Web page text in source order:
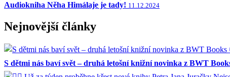
Audiokniha Něha Himálaje je tady! 11.12.2024
Nejnovější články
S dětmi nás baví svět – druhá letošní knižní novinka z BWT